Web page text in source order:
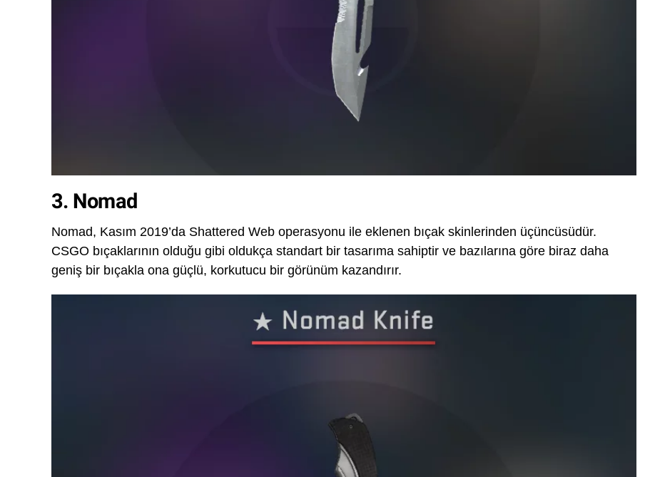
3. Nomad
Nomad, Kasım 2019’da Shattered Web operasyonu ile eklenen bıçak skinlerinden üçüncüsüdür.
CSGO bıçaklarının olduğu gibi oldukça standart bir tasarıma sahiptir ve bazılarına göre biraz daha
geniş bir bıçakla ona güçlü, korkutucu bir görünüm kazandırır.